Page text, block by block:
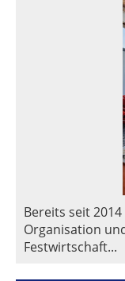
Bereits seit
Organisation
Festwirtschaft...